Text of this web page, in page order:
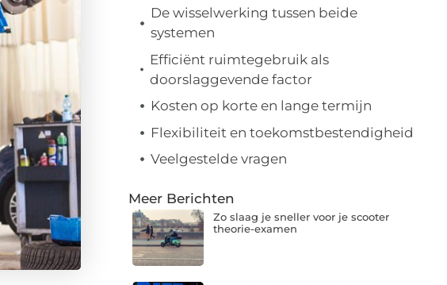
De wisselwerking tussen beide
systemen
Efficiënt ruimtegebruik als
doorslaggevende factor
Kosten op korte en lange termijn
Flexibiliteit en toekomstbestendigheid
Veelgestelde vragen
Meer Berichten
Zo slaag je sneller voor je scooter
theorie-examen